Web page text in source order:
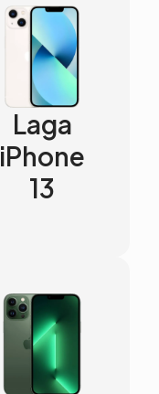
Laga
iPhone
13